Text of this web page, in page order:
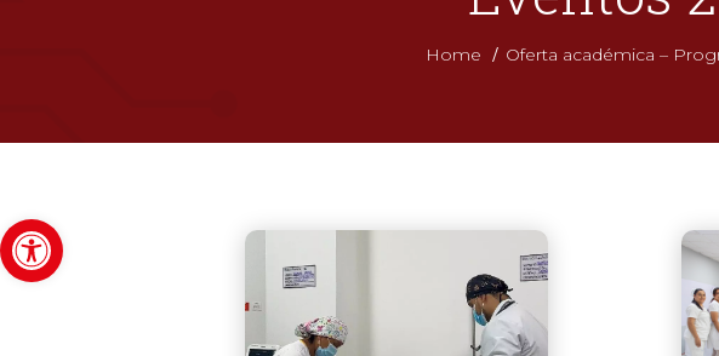
Abrir barra de herramientas
Home / Oferta académica –